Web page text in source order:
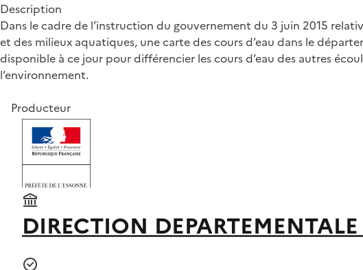
Description
Dans le cadre de l’instruction du gouvernement du 3 juin 2015
et des milieux aquatiques, une carte des cours d’eau dans le
disponible à ce jour pour différencier les cours d’eau des autres
l’environnement.
Producteur
DIRECTION